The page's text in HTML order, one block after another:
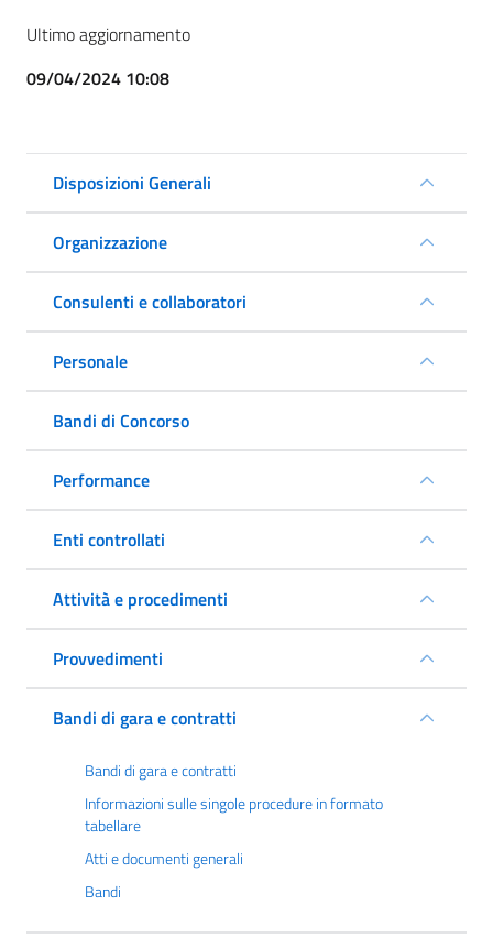
Ultimo aggiornamento
09/04/2024 10:08
Disposizioni Generali
Organizzazione
Consulenti e collaboratori
Personale
Bandi di Concorso
Performance
Enti controllati
Attività e procedimenti
Provvedimenti
Bandi di gara e contratti
Bandi di gara e contratti
Informazioni sulle singole procedure in formato
tabellare
Atti e documenti generali
Bandi